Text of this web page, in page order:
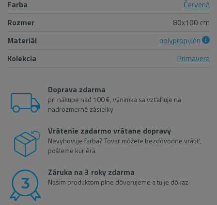
Farba
Červená
Rozmer
80x100 cm
Materiál
polypropylén
Kolekcia
Primavera
Doprava zdarma
pri nákupe nad 100 €, výnimka sa vzťahuje na
nadrozmerné zásielky
Vrátenie zadarmo vrátane dopravy
Nevyhovuje farba? Tovar môžete bezdôvodne vrátiť,
pošleme kuriéra
Záruka na 3 roky zdarma
Našim produktom plne dôverujeme a tu je dôkaz